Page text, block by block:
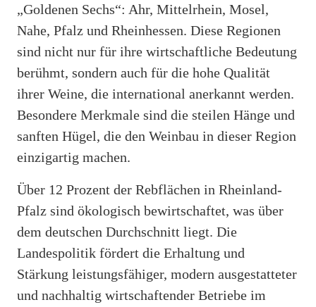
„Goldenen Sechs“: Ahr, Mittelrhein, Mosel,
Nahe, Pfalz und Rheinhessen. Diese Regionen
sind nicht nur für ihre wirtschaftliche Bedeutung
berühmt, sondern auch für die hohe Qualität
ihrer Weine, die international anerkannt werden.
Besondere Merkmale sind die steilen Hänge und
sanften Hügel, die den Weinbau in dieser Region
einzigartig machen.
Über 12 Prozent der Rebflächen in Rheinland-
Pfalz sind ökologisch bewirtschaftet, was über
dem deutschen Durchschnitt liegt. Die
Landespolitik fördert die Erhaltung und
Stärkung leistungsfähiger, modern ausgestatteter
und nachhaltig wirtschaftender Betriebe im